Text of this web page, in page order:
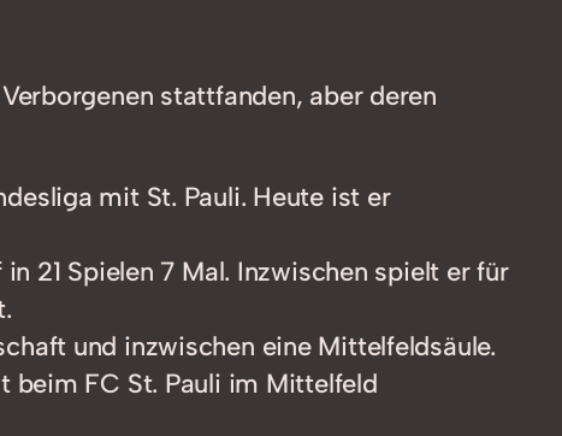
stattfanden, aber deren
mit St. Pauli. Heute ist er
21 Spielen 7 Mal. Inzwischen spielt er für
und inzwischen eine Mittelfeldsäule.
beim FC St. Pauli im Mittelfeld